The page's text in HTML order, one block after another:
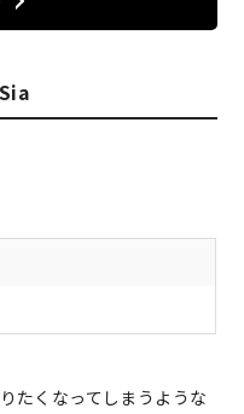
たくなってしまうような